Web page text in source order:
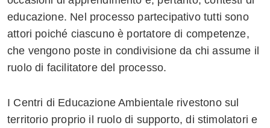
educazione. Nel processo partecipativo tutti sono
attori poiché ciascuno è portatore di competenze,
che vengono poste in condivisione da chi assume il
ruolo di facilitatore del processo.
I Centri di Educazione Ambientale rivestono sul
territorio proprio il ruolo di supporto, di stimolatori e